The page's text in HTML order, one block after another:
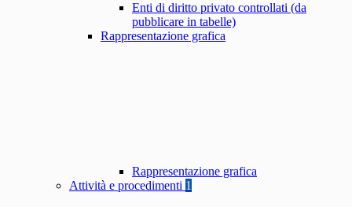
Enti di diritto privato controllati (da
pubblicare in tabelle)
Rappresentazione grafica
Rappresentazione grafica
Attività e procedimenti 1